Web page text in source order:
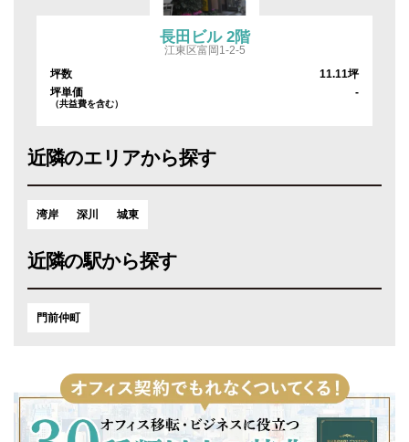
長田ビル 2階
江東区富岡1-2-5
坪数
11.11坪
坪単価
（共益費を含む）
-
近隣のエリアから探す
湾岸 深川 城東
近隣の駅から探す
門前仲町